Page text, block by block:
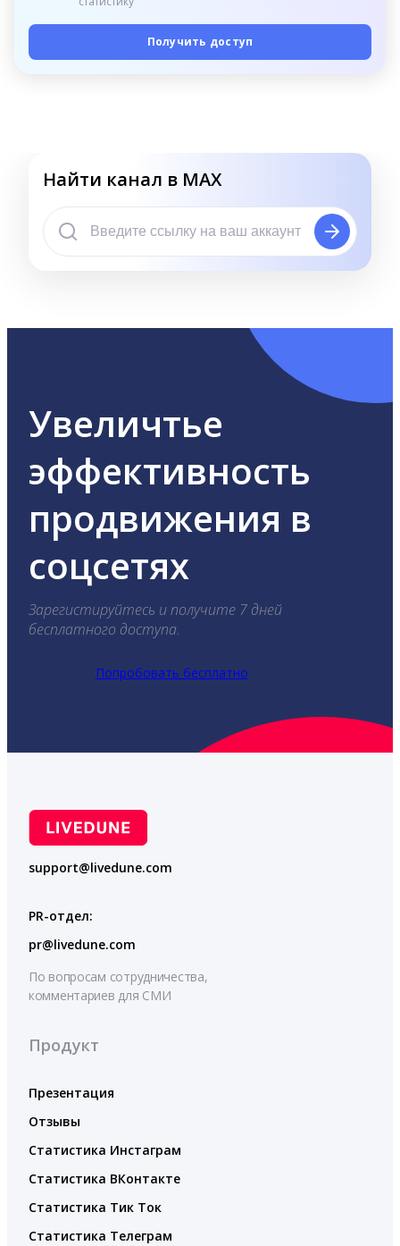
Получить доступ
Найти канал в MAX
Увеличтье
эффективность
продвижения в
соцсетях
Зарегистируйтесь и получите 7 дней
бесплатного доступа.
Попробовать бесплатно
support@livedune.com
PR-отдел:
pr@livedune.com
По вопросам сотрудничества,
комментариев для СМИ
Продукт
Презентация
Отзывы
Статистика Инстаграм
Статистика ВКонтакте
Статистика Тик Ток
Статистика Телеграм